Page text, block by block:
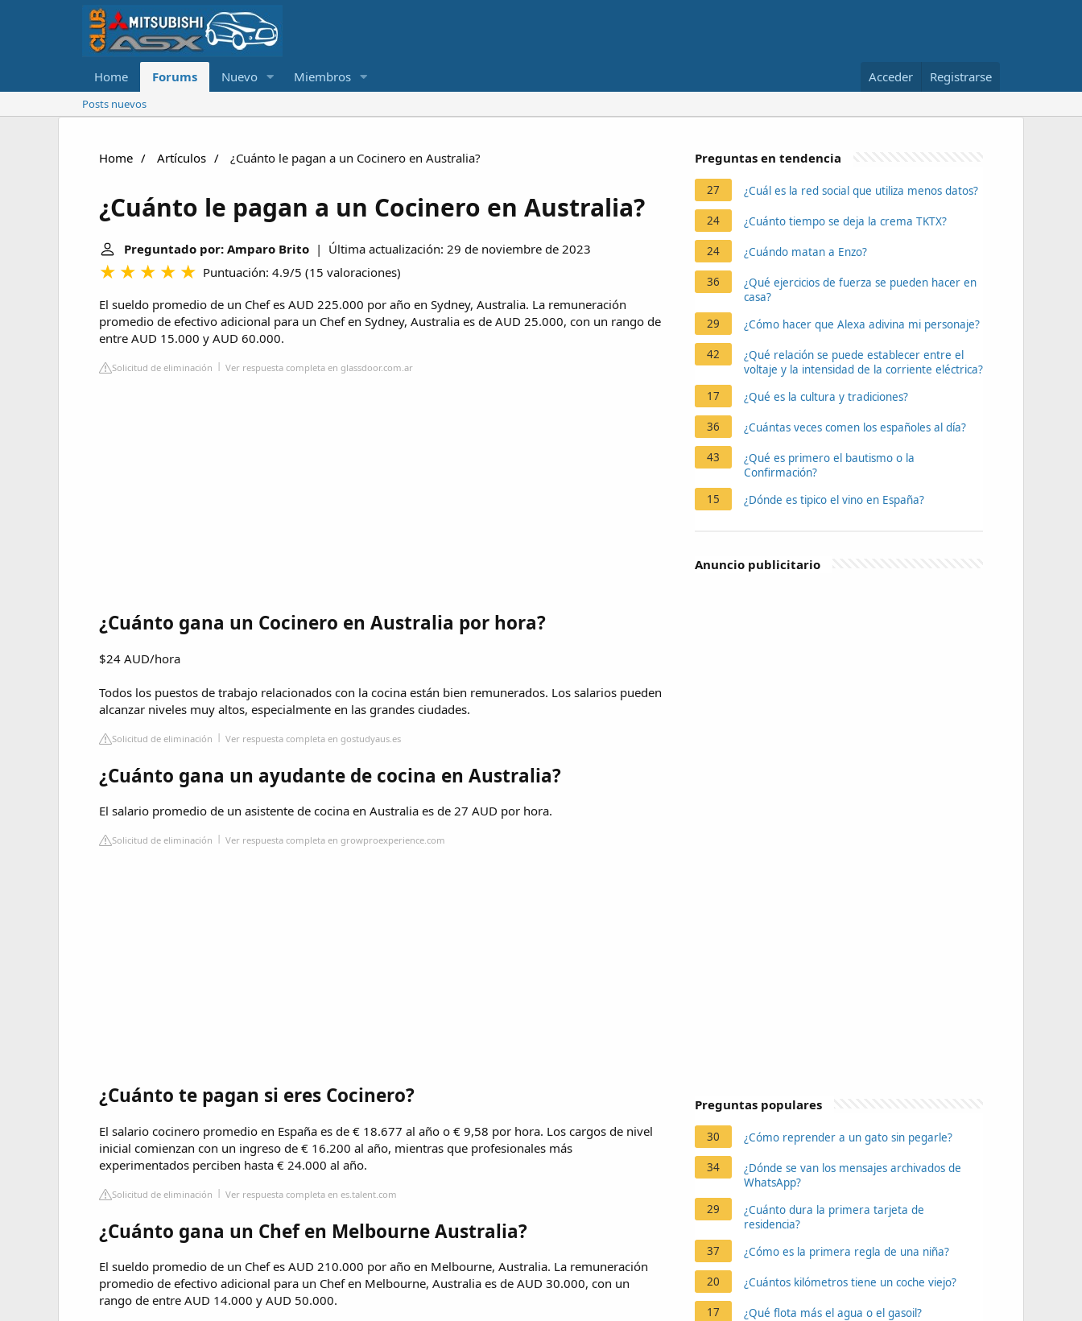
Home Forums Nuevo Miembros Acceder Registrarse
Posts nuevos
Home Artículos ¿Cuánto le pagan a un Cocinero en Australia?
¿Cuánto le pagan a un Cocinero en Australia?
Preguntado por: Amparo Brito | Última actualización: 29 de noviembre de 2023
Puntuación: 4.9/5 (15 valoraciones)
El sueldo promedio de un Chef es AUD 225.000 por año en Sydney, Australia. La remuneración
promedio de efectivo adicional para un Chef en Sydney, Australia es de AUD 25.000, con un rango de
entre AUD 15.000 y AUD 60.000.
Solicitud de eliminación Ver respuesta completa en glassdoor.com.ar
¿Cuánto gana un Cocinero en Australia por hora?
$24 AUD/hora
Todos los puestos de trabajo relacionados con la cocina están bien remunerados. Los salarios pueden
alcanzar niveles muy altos, especialmente en las grandes ciudades.
Solicitud de eliminación Ver respuesta completa en gostudyaus.es
¿Cuánto gana un ayudante de cocina en Australia?
El salario promedio de un asistente de cocina en Australia es de 27 AUD por hora.
Solicitud de eliminación Ver respuesta completa en growproexperience.com
¿Cuánto te pagan si eres Cocinero?
El salario cocinero promedio en España es de € 18.677 al año o € 9,58 por hora. Los cargos de nivel
inicial comienzan con un ingreso de € 16.200 al año, mientras que profesionales más
experimentados perciben hasta € 24.000 al año.
Solicitud de eliminación Ver respuesta completa en es.talent.com
¿Cuánto gana un Chef en Melbourne Australia?
El sueldo promedio de un Chef es AUD 210.000 por año en Melbourne, Australia. La remuneración
promedio de efectivo adicional para un Chef en Melbourne, Australia es de AUD 30.000, con un
rango de entre AUD 14.000 y AUD 50.000.
Preguntas en tendencia
27 ¿Cuál es la red social que utiliza menos datos?
24 ¿Cuánto tiempo se deja la crema TKTX?
24 ¿Cuándo matan a Enzo?
36
¿Qué ejercicios de fuerza se pueden hacer en
casa?
29
¿Cómo hacer que Alexa adivina mi personaje?
42
¿Qué relación se puede establecer entre el
voltaje y la intensidad de la corriente eléctrica?
17
¿Qué es la cultura y tradiciones?
36 ¿Cuántas veces comen los españoles al día?
43
¿Qué es primero el bautismo o la
Confirmación?
15
¿Dónde es tipico el vino en España?
Anuncio publicitario
Preguntas populares
30 ¿Cómo reprender a un gato sin pegarle?
34
¿Dónde se van los mensajes archivados de
WhatsApp?
29
¿Cuánto dura la primera tarjeta de
residencia?
37
¿Cómo es la primera regla de una niña?
20 ¿Cuántos kilómetros tiene un coche viejo?
17 ¿Qué flota más el agua o el gasoil?